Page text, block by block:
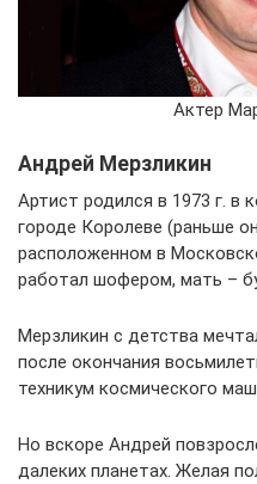
Актер
Андрей Мерзликин
Артист родился в 1973 г. в
городе Королеве (раньше
расположенном в
работал шофером, мать –
Мерзликин с детства
после окончания
техникум космического
Но вскоре Андрей
далеких планетах. Желая